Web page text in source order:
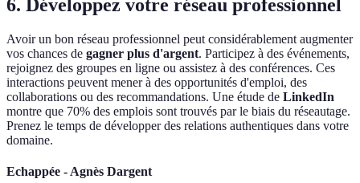
6. Développez votre réseau professionnel
Avoir un bon réseau professionnel peut considérablement augmenter
vos chances de gagner plus d'argent. Participez à des événements,
rejoignez des groupes en ligne ou assistez à des conférences. Ces
interactions peuvent mener à des opportunités d'emploi, des
collaborations ou des recommandations. Une étude de LinkedIn
montre que 70% des emplois sont trouvés par le biais du réseautage.
Prenez le temps de développer des relations authentiques dans votre
domaine.
Echappée - Agnès Dargent